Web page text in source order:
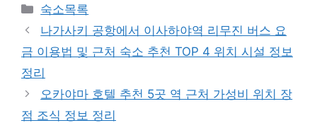
카
테
고
리
숙소목록
나가사키 공항에서 이사하야역 리무진 버스 요
금 이용법 및 근처 숙소 추천 TOP 4 위치 시설 정보
정리
오카야마 호텔 추천 5곳 역 근처 가성비 위치 장
점 조식 정보 정리